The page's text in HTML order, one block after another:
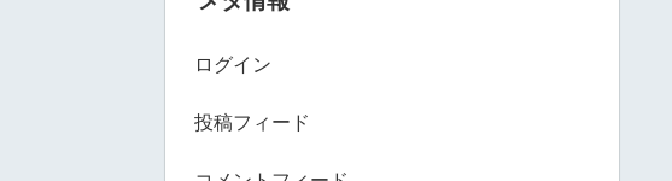
ログイン
投稿フィード